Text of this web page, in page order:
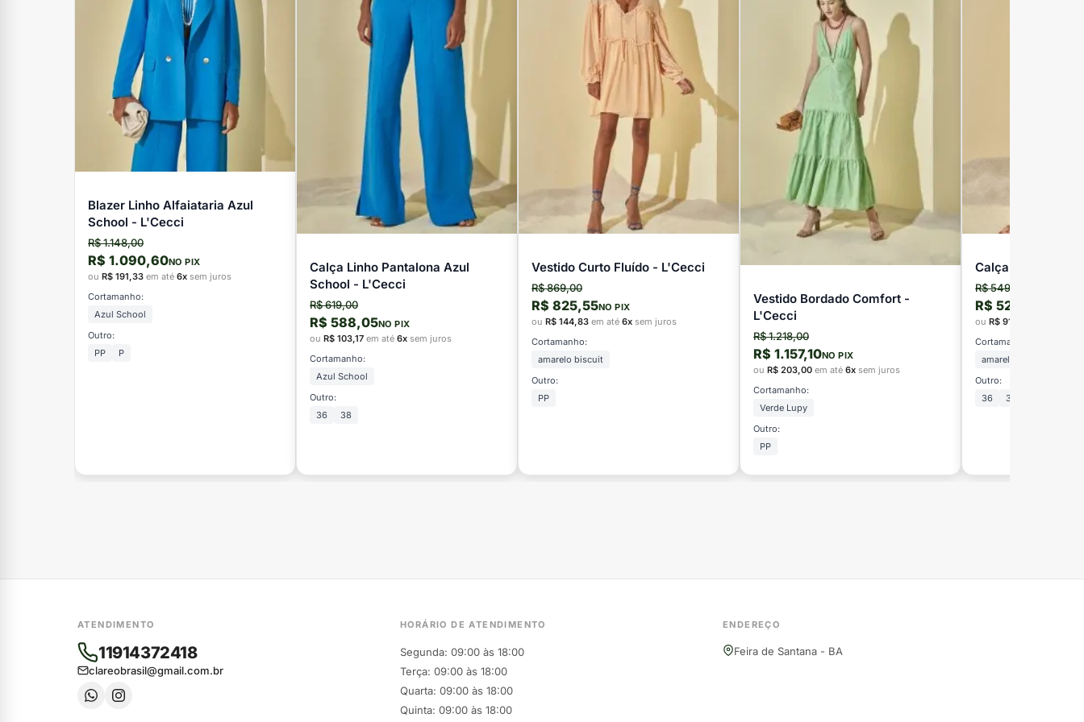
Blazer Linho Alfaiataria Azul
School - L'Cecci
R$ 1.148,00
R$ 1.090,60NO PIX
ou R$ 191,33 em até 6x sem juros
Cortamanho:
Azul School
Outro:
PP
P
Calça Linho Pantalona Azul
School - L'Cecci
R$ 619,00
R$ 588,05NO PIX
ou R$ 103,17 em até 6x sem juros
Cortamanho:
Azul School
Outro:
36
38
Vestido Curto Fluído - L'Cecci
R$ 869,00
R$ 825,55NO PIX
ou R$ 144,83 em até 6x sem juros
Cortamanho:
amarelo biscuit
Outro:
PP
Vestido Bordado Comfort -
L'Cecci
R$ 1.218,00
R$ 1.157,10NO PIX
ou R$ 203,00 em até 6x sem juros
Cortamanho:
Verde Lupy
Outro:
PP
Calça Cargo
R$ 549,00
R$ 521,55
ou R$ 91,50
Cortamanho:
amarelo biscuit
Outro:
36
38
ATENDIMENTO
11914372418
clareobrasil@gmail.com.br
HORÁRIO DE ATENDIMENTO
Segunda: 09:00 às 18:00
Terça: 09:00 às 18:00
Quarta: 09:00 às 18:00
Quinta: 09:00 às 18:00
ENDEREÇO
Feira de Santana - BA